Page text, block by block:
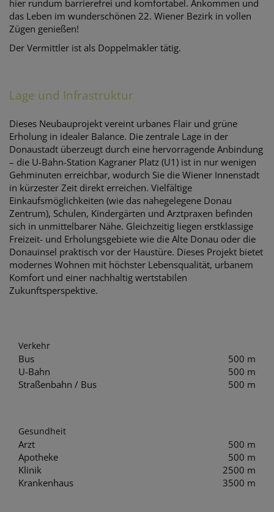
hier rundum barrierefrei und komfortabel. Ankommen und
das Leben im wunderschönen 22. Wiener Bezirk in vollen
Zügen genießen!
Der Vermittler ist als Doppelmakler tätig.
Lage und Infrastruktur
Dieses Neubauprojekt vereint urbanes Flair und grüne
Erholung in idealer Balance. Die zentrale Lage in der
Donaustadt überzeugt durch eine hervorragende Anbindung
– die U-Bahn-Station Kagraner Platz (U1) ist in nur wenigen
Gehminuten erreichbar, wodurch Sie die Wiener Innenstadt
in kürzester Zeit direkt erreichen. Vielfältige
Einkaufsmöglichkeiten (wie das nahegelegene Donau
Zentrum), Schulen, Kindergärten und Arztpraxen befinden
sich in unmittelbarer Nähe. Gleichzeitig liegen erstklassige
Freizeit- und Erholungsgebiete wie die Alte Donau oder die
Donauinsel praktisch vor der Haustüre. Dieses Projekt bietet
modernes Wohnen mit höchster Lebensqualität, urbanem
Komfort und einer nachhaltig wertstabilen
Zukunftsperspektive.
Verkehr
Bus
500 m
U-Bahn
500 m
Straßenbahn / Bus
500 m
Gesundheit
Arzt
500 m
Apotheke
500 m
Klinik
2500 m
Krankenhaus
3500 m